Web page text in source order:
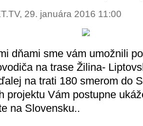
29. januára 2016 11:00
dňami sme vám umožnili
na trase Žilina-
na trati 180 smerom do
projektu Vám postupne
na Slovensku..